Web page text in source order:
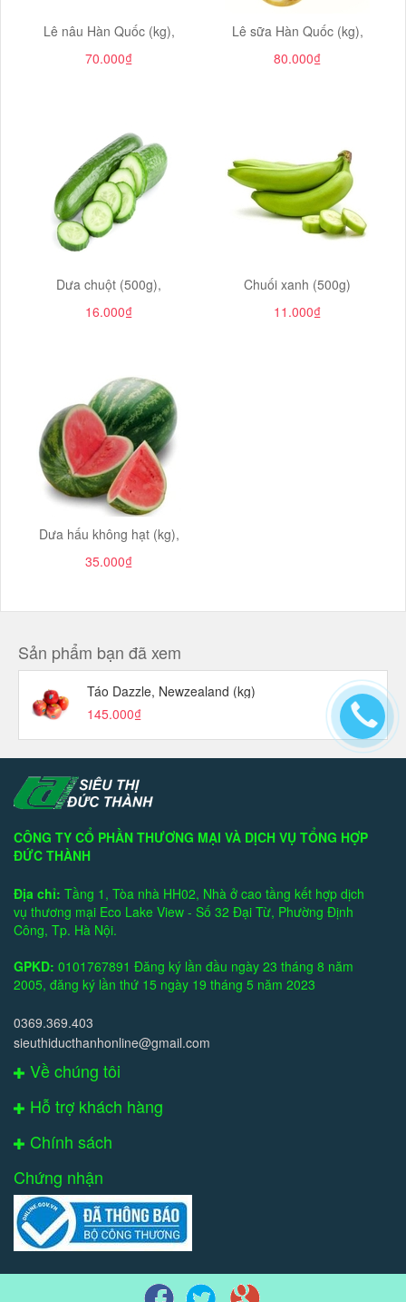
Lê nâu Hàn Quốc (kg),
70.000₫
Lê sữa Hàn Quốc (kg),
80.000₫
Dưa chuột (500g),
16.000₫
Chuối xanh (500g)
11.000₫
Dưa hấu không hạt (kg),
35.000₫
Sản phẩm bạn đã xem
Táo Dazzle, Newzealand (kg)
145.000₫
CÔNG TY CỔ PHẦN THƯƠNG MẠI VÀ DỊCH VỤ TỔNG HỢP
ĐỨC THÀNH
Địa chỉ: Tầng 1, Tòa nhà HH02, Nhà ở cao tầng kết hợp dịch
vụ thương mại Eco Lake View - Số 32 Đại Từ, Phường Định
Công, Tp. Hà Nội.
GPKD: 0101767891 Đăng ký lần đầu ngày 23 tháng 8 năm
2005, đăng ký lần thứ 15 ngày 19 tháng 5 năm 2023
0369.369.403
sieuthiducthanhonline@gmail.com
Về chúng tôi
Hỗ trợ khách hàng
Chính sách
Chứng nhận